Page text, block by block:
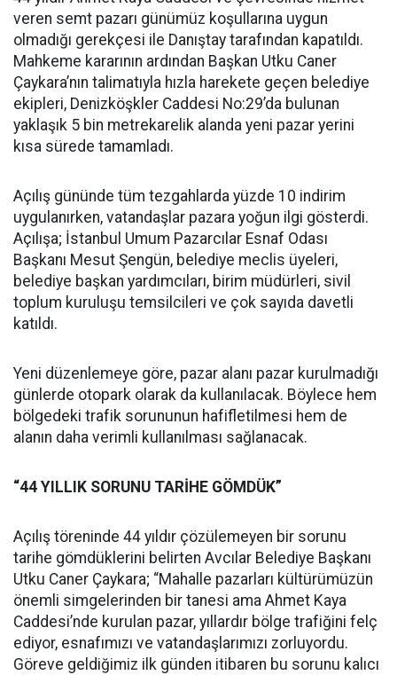
veren semt pazarı günümüz koşullarına uygun
olmadığı gerekçesi ile Danıştay tarafından kapatıldı.
Mahkeme kararının ardından Başkan Utku Caner
Çaykara’nın talimatıyla hızla harekete geçen belediye
ekipleri, Denizköşkler Caddesi No:29’da bulunan
yaklaşık 5 bin metrekarelik alanda yeni pazar yerini
kısa sürede tamamladı.
Açılış gününde tüm tezgahlarda yüzde 10 indirim
uygulanırken, vatandaşlar pazara yoğun ilgi gösterdi.
Açılışa; İstanbul Umum Pazarcılar Esnaf Odası
Başkanı Mesut Şengün, belediye meclis üyeleri,
belediye başkan yardımcıları, birim müdürleri, sivil
toplum kuruluşu temsilcileri ve çok sayıda davetli
katıldı.
Yeni düzenlemeye göre, pazar alanı pazar kurulmadığı
günlerde otopark olarak da kullanılacak. Böylece hem
bölgedeki trafik sorununun hafifletilmesi hem de
alanın daha verimli kullanılması sağlanacak.
“44 YILLIK SORUNU TARİHE GÖMDÜK”
Açılış töreninde 44 yıldır çözülemeyen bir sorunu
tarihe gömdüklerini belirten Avcılar Belediye Başkanı
Utku Caner Çaykara; “Mahalle pazarları kültürümüzün
önemli simgelerinden bir tanesi ama Ahmet Kaya
Caddesi’nde kurulan pazar, yıllardır bölge trafiğini felç
ediyor, esnafımızı ve vatandaşlarımızı zorluyordu.
Göreve geldiğimiz ilk günden itibaren bu sorunu kalıcı